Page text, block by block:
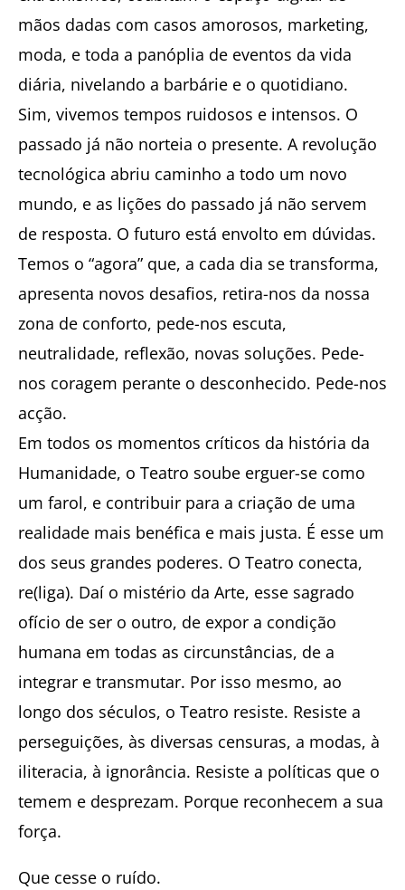
mãos dadas com casos amorosos, marketing,
moda, e toda a panóplia de eventos da vida
diária, nivelando a barbárie e o quotidiano.
Sim, vivemos tempos ruidosos e intensos. O
passado já não norteia o presente. A revolução
tecnológica abriu caminho a todo um novo
mundo, e as lições do passado já não servem
de resposta. O futuro está envolto em dúvidas.
Temos o “agora” que, a cada dia se transforma,
apresenta novos desafios, retira-nos da nossa
zona de conforto, pede-nos escuta,
neutralidade, reflexão, novas soluções. Pede-
nos coragem perante o desconhecido. Pede-nos
acção.
Em todos os momentos críticos da história da
Humanidade, o Teatro soube erguer-se como
um farol, e contribuir para a criação de uma
realidade mais benéfica e mais justa. É esse um
dos seus grandes poderes. O Teatro conecta,
re(liga). Daí o mistério da Arte, esse sagrado
ofício de ser o outro, de expor a condição
humana em todas as circunstâncias, de a
integrar e transmutar. Por isso mesmo, ao
longo dos séculos, o Teatro resiste. Resiste a
perseguições, às diversas censuras, a modas, à
iliteracia, à ignorância. Resiste a políticas que o
temem e desprezam. Porque reconhecem a sua
força.
Que cesse o ruído.